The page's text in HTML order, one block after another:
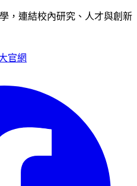
，連結校內研究、人才與創新
官網